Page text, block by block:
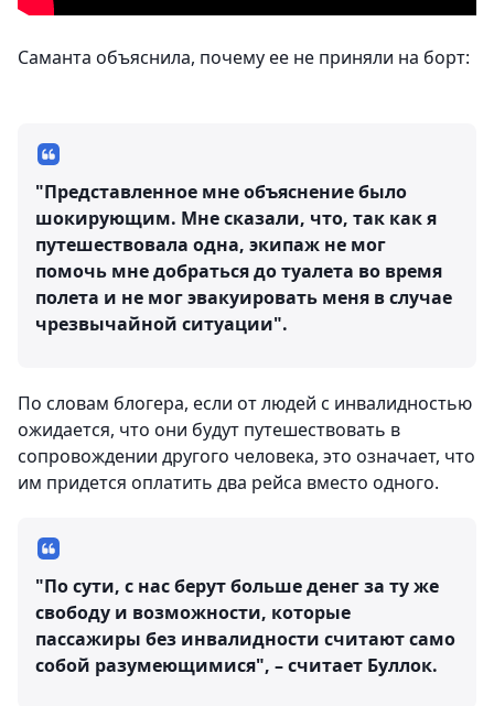
Саманта объяснила, почему ее не приняли на борт:
"Представленное мне объяснение было
шокирующим. Мне сказали, что, так как я
путешествовала одна, экипаж не мог
помочь мне добраться до туалета во время
полета и не мог эвакуировать меня в случае
чрезвычайной ситуации".
По словам блогера, если от людей с инвалидностью
ожидается, что они будут путешествовать в
сопровождении другого человека, это означает, что
им придется оплатить два рейса вместо одного.
"По сути, с нас берут больше денег за ту же
свободу и возможности, которые
пассажиры без инвалидности считают само
собой разумеющимися", – считает Буллок.